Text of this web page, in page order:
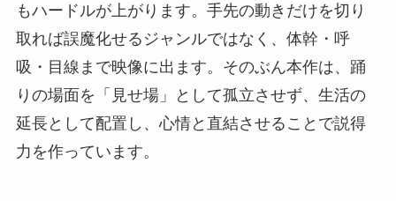
もハードルが上がります。手先の動きだけを切り
取れば誤魔化せるジャンルではなく、体幹・呼
吸・目線まで映像に出ます。そのぶん本作は、踊
りの場面を「見せ場」として孤立させず、生活の
延長として配置し、心情と直結させることで説得
力を作っています。